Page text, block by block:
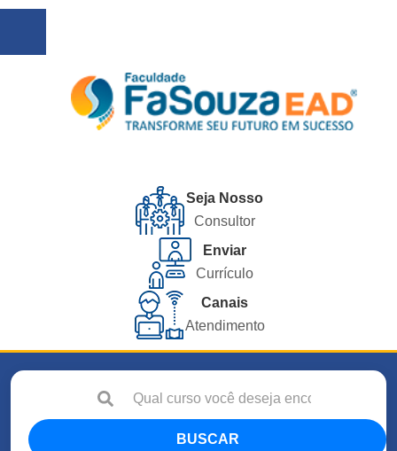
Seja Nosso
Consultor
Enviar
Currículo
Canais
Atendimento
BUSCAR